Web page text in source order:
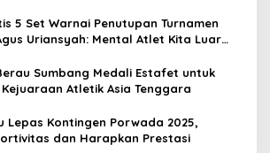
5 Set Warnai Penutupan Turnamen
Uriansyah: Mental Atlet Kita Luar
Sumbang Medali Estafet untuk
Atletik Asia Tenggara
Lepas Kontingen Porwada 2025,
dan Harapkan Prestasi